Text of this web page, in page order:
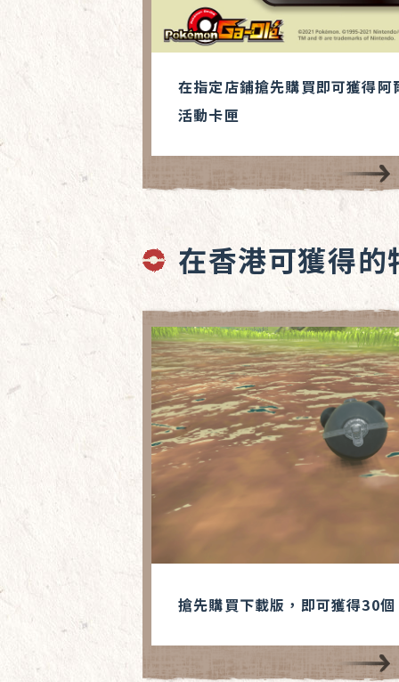
在指定店鋪搶先購買即可獲得
活動卡匣
在香港可獲得的
搶先購買下載版，即可獲得30